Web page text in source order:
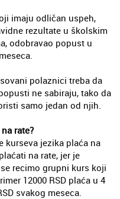
imaju odličan uspeh,
rezultate u školskim
odobravao popust u
polaznici treba da
ne sabiraju, tako da
samo jedan od njih.
rate?
kurseva jezika plaća na
na rate, jer je
recimo grupni kurs koji
12000 RSD plaća u 4
svakog meseca.